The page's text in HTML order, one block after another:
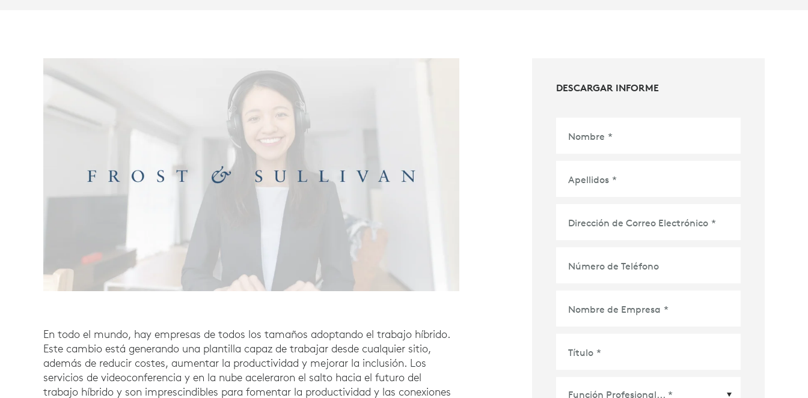
En todo el mundo, hay empresas de todos los tamaños adoptando el trabajo híbrido.
Este cambio está generando una plantilla capaz de trabajar desde cualquier sitio,
además de reducir costes, aumentar la productividad y mejorar la inclusión. Los
servicios de videoconferencia y en la nube aceleraron el salto hacia el futuro del
trabajo híbrido y son imprescindibles para fomentar la productividad y las conexiones
DESCARGAR INFORME
Nombre *
Apellidos *
Dirección de Correo Electrónico *
Número de Teléfono
Nombre de Empresa *
Título *